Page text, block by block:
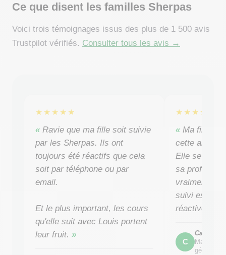
Ce que disent les familles Sherpas
Voici trois témoignages issus des plus de 1 500 avis
Trustpilot vérifiés. Consulter tous les avis →
★★★★★
Ravie que ma fille soit suivie
par les Sherpas. Ils ont
toujours été réactifs que cela
soit par téléphone ou par
email.
Et le plus important, les cours
qu'elle suit avec Louis portent
leur fruit.
★★★★★
Ma fille a
cette année
Elle se sent
sa
vraiment
suivi est
réactive
C
Caro
Maman
générale)